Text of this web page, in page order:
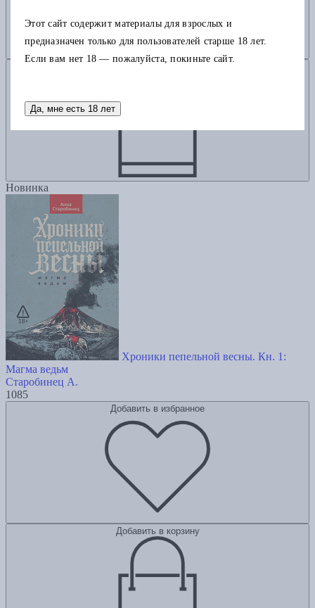
Добавить в корзину
Новинка
Хроники пепельной весны. Кн. 1:
Магма ведьм
Старобинец А.
1085
Добавить в избранное
Добавить в корзину
Этот сайт содержит материалы для взрослых и
предназначен только для пользователей старше 18 лет.
Если вам нет 18 — пожалуйста, покиньте сайт.
Да, мне есть 18 лет